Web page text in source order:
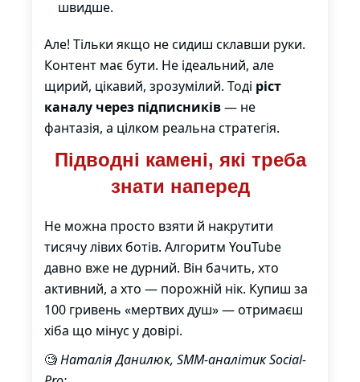
швидше.
Але! Тільки якщо не сидиш склавши руки.
Контент має бути. Не ідеальний, але
щирий, цікавий, зрозумілий. Тоді ріст
каналу через підписників— не
фантазія, а цілком реальна стратегія.
Підводні камені, які треба
знати наперед
Не можна просто взяти й накрутити
тисячу лівих ботів. Алгоритм YouTube
давно вже не дурний. Він бачить, хто
активний, а хто — порожній нік. Купиш за
100 гривень «мертвих душ» — отримаєш
хіба що мінус у довірі.
🧐Наталія Данилюк, SMM-аналітик Social-